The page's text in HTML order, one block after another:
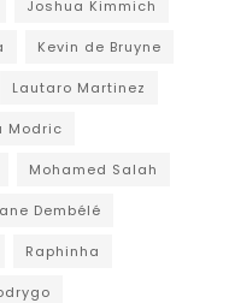
Joshua Kimmich
Kevin de Bruyne
Lautaro Martinez
Modric
Mohamed Salah
Dembélé
Raphinha